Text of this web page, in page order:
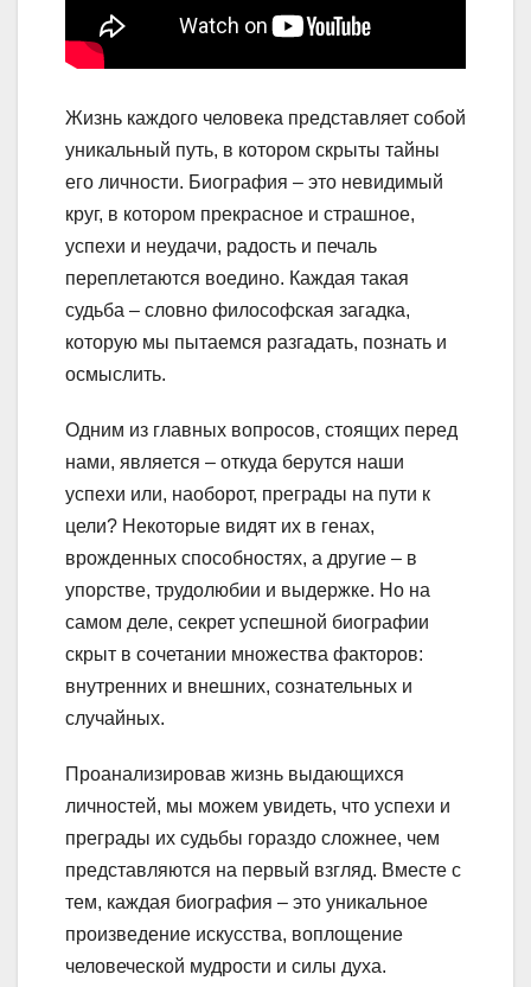
Жизнь каждого человека представляет собой
уникальный путь, в котором скрыты тайны
его личности. Биография – это невидимый
круг, в котором прекрасное и страшное,
успехи и неудачи, радость и печаль
переплетаются воедино. Каждая такая
судьба – словно философская загадка,
которую мы пытаемся разгадать, познать и
осмыслить.
Одним из главных вопросов, стоящих перед
нами, является – откуда берутся наши
успехи или, наоборот, преграды на пути к
цели? Некоторые видят их в генах,
врожденных способностях, а другие – в
упорстве, трудолюбии и выдержке. Но на
самом деле, секрет успешной биографии
скрыт в сочетании множества факторов:
внутренних и внешних, сознательных и
случайных.
Проанализировав жизнь выдающихся
личностей, мы можем увидеть, что успехи и
преграды их судьбы гораздо сложнее, чем
представляются на первый взгляд. Вместе с
тем, каждая биография – это уникальное
произведение искусства, воплощение
человеческой мудрости и силы духа.